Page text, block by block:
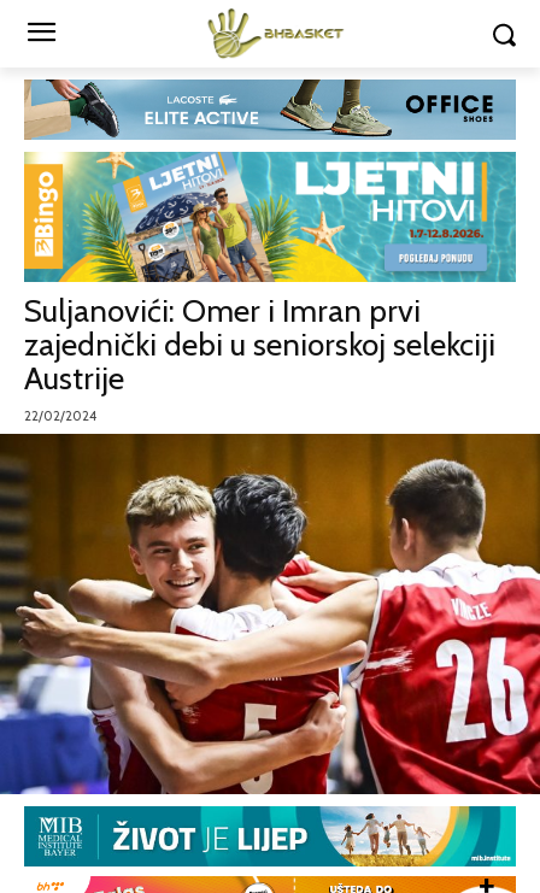
Suljanovići: Omer i Imran prvi
zajednički debi u seniorskoj selekciji
Austrije
22/02/2024